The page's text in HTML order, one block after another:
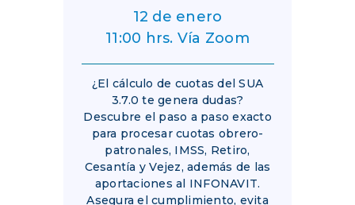
12 de enero
11:00 hrs. Vía Zoom
¿El cálculo de cuotas del SUA
3.7.0 te genera dudas?
Descubre el paso a paso exacto
para procesar cuotas obrero-
patronales, IMSS, Retiro,
Cesantía y Vejez, además de las
aportaciones al INFONAVIT.
Asegura el cumplimiento, evita